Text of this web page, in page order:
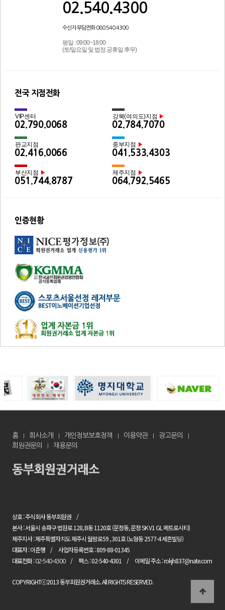
02.540.4300
수신자 부담전화 080.540.4300
평일 : 09:00~18:00
(토/일요일 및 법정 공휴일 후무)
전국 지점전화
VIP센터
02.790.0068
강북(여의도)지점 ▶
02.784.7070
판교지점
02.416.0066
중부지점 ▶
041.533.4303
부산지점 ▶
051.744.8787
제주지점 ▶
064.792.5465
인증현황
홈 회사소개 개인정보보호정책 이용약관
광고문의
회원권문의
채용문의
상호 : 주식회사 동부회원권
본사 : 서울시 송파구 법원로 128, B동 1120호 (문정동, 문정 SK V1 GL 메트로시티)
제주지사 : 제주특별자치도 제주시 월랑로59 , 301호 (노형동 2577-4 세흔빌딩)
대표자 : 이준행
사업자등록번호 : 809-88-01345
대표전화 :02-540-4300 팩스 : 02-540-4301 이메일 주소 : rokjh837@nate.com
COPYRIGHTⓒ2013 동부회원권거래소. All RIGHTS RESERVED.